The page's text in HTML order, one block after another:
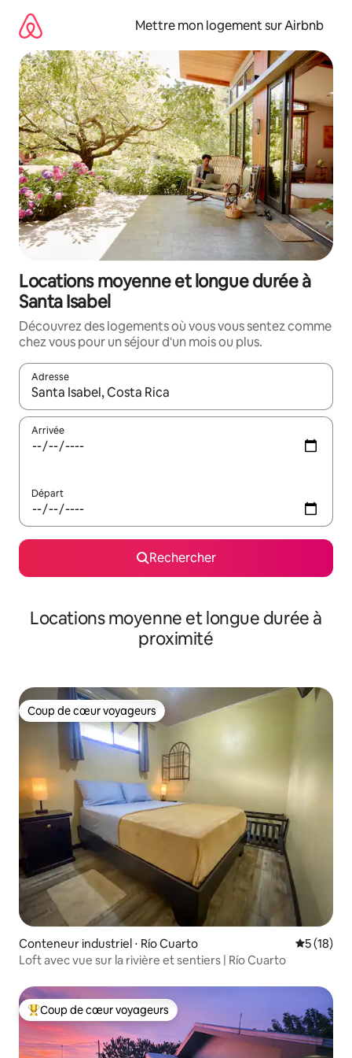
directement
contenu
Mettre mon logement sur Airbnb
Locations moyenne et longue durée à
Santa Isabel
Découvrez des logements où vous vous sentez comme
chez vous pour un séjour d'un mois ou plus.
Adresse
Lorsque les résultats s'affichent, utilisez les flèches vers le
Arrivée
Départ
Rechercher
Locations moyenne et longue durée à
proximité
Coup de cœur voyageurs
Coup de cœur voyageurs
Conteneur industriel ⋅ Río Cuarto
5 (18)
Loft avec vue sur la rivière et sentiers | Río Cuarto
Coups de cœur voyageurs les plus appréciés
Coup de cœur voyageurs